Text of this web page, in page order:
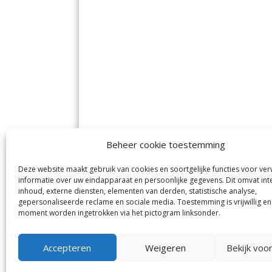
Beheer cookie toestemming
Deze website maakt gebruik van cookies en soortgelijke functies voor
informatie over uw eindapparaat en persoonlijke gegevens. Dit omvat
inhoud, externe diensten, elementen van derden, statistische analyse,
gepersonaliseerde reclame en sociale media. Toestemming is vrijwillig
moment worden ingetrokken via het pictogram linksonder.
Accepteren Weigeren Bekijk
De Nieuwe Meerbode
Visserstraat 10
1431 GJ Aalsmeer
0297-341900
info@meerbode.nl
en
De